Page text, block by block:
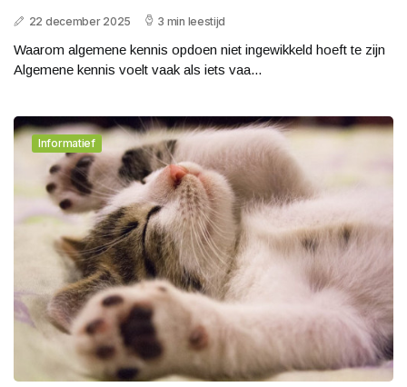
22 december 2025 3 min leestijd
Waarom algemene kennis opdoen niet ingewikkeld hoeft te zijn
Algemene kennis voelt vaak als iets vaa...
Informatief